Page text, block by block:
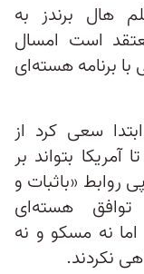
هال برندز به
است امسال
برنامه هسته‌ای
سعی کرد از
بتواند بر
سال ۲۰۲۱، او در پی روابط «باثبات‌ و
هسته‌ای
اما نه مسکو و نه
نکردند.